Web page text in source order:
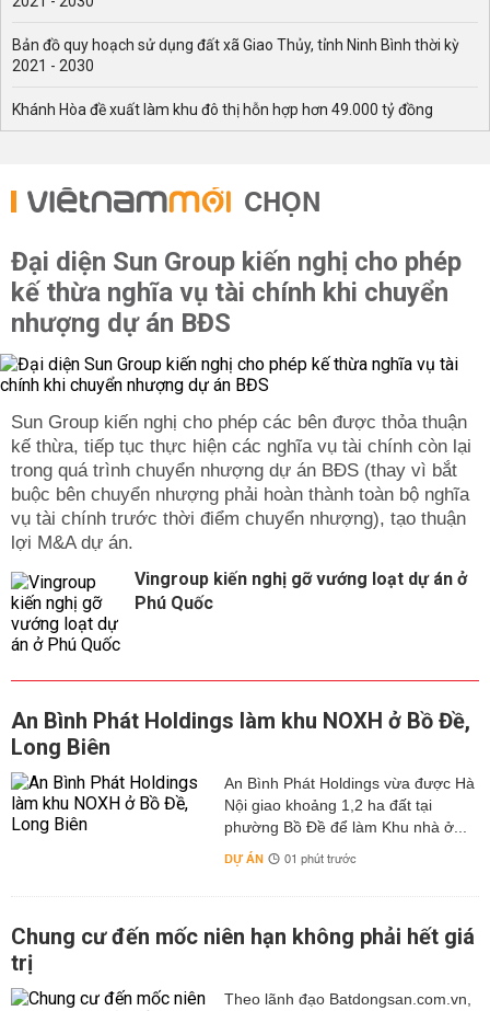
Bản đồ quy hoạch sử dụng đất xã Giao Thủy, tỉnh Ninh Bình thời kỳ
2021 - 2030
Khánh Hòa đề xuất làm khu đô thị hỗn hợp hơn 49.000 tỷ đồng
CHỌN
Đại diện Sun Group kiến nghị cho phép
kế thừa nghĩa vụ tài chính khi chuyển
nhượng dự án BĐS
Sun Group kiến nghị cho phép các bên được thỏa thuận
kế thừa, tiếp tục thực hiện các nghĩa vụ tài chính còn lại
trong quá trình chuyển nhượng dự án BĐS (thay vì bắt
buộc bên chuyển nhượng phải hoàn thành toàn bộ nghĩa
vụ tài chính trước thời điểm chuyển nhượng), tạo thuận
lợi M&A dự án.
Vingroup kiến nghị gỡ vướng loạt dự án ở
Phú Quốc
An Bình Phát Holdings làm khu NOXH ở Bồ Đề,
Long Biên
An Bình Phát Holdings vừa được Hà
Nội giao khoảng 1,2 ha đất tại
phường Bồ Đề để làm Khu nhà ở...
DỰ ÁN 01 phút trước
Chung cư đến mốc niên hạn không phải hết giá
trị
Theo lãnh đạo Batdongsan.com.vn,